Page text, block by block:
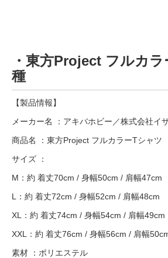
・東方Project フルカ
種
【製品情報】
メーカー名 ：アキバホビー／株式会社イ
商品名 ：東方Project フルカラーTシャツ
サイズ ：
M：約 着丈70cm / 身幅50cm / 肩幅47cm
L：約 着丈72cm / 身幅52cm / 肩幅48cm
XL：約 着丈74cm / 身幅54cm / 肩幅49cm
XXL：約 着丈76cm / 身幅56cm / 肩幅
素材 ：ポリエステル